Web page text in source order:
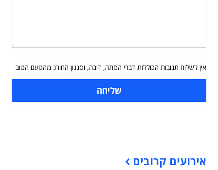
אין לשלוח תגובות הכוללות דברי הסתה, דיבה, וסגנון החורג מהטעם הטוב
אירועים קרובים